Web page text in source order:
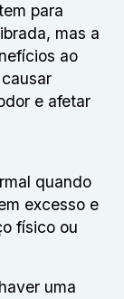
para
mas a
ao
e afetar
quando
excesso e
físico ou
uma